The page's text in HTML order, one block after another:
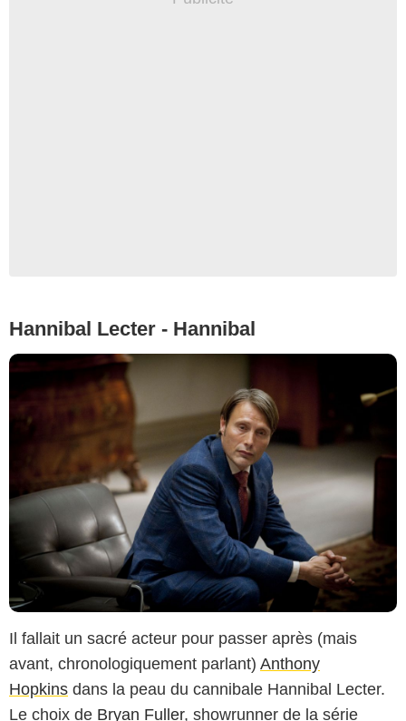
Hannibal Lecter - Hannibal
Il fallait un sacré acteur pour passer après (mais
avant, chronologiquement parlant) Anthony
Hopkins dans la peau du cannibale Hannibal Lecter.
Le choix de Bryan Fuller, showrunner de la série